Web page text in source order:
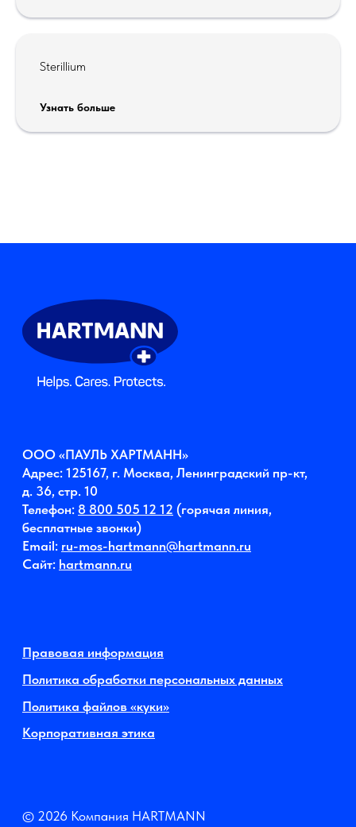
Sterillium
Узнать больше